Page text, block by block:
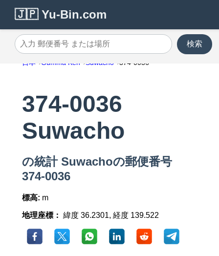
🇯🇵 Yu-Bin.com
入力 郵便番号 または場所
検索
日本 Gumma Ken Suwacho 374-0036
374-0036
Suwacho
の統計 Suwachoの郵便番号
374-0036
標高: m
地理座標： 緯度 36.2301, 経度 139.522